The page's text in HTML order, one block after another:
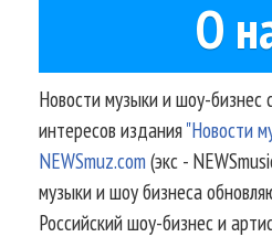
О
Новости музыки и шоу-бизнес
интересов издания"Новости
NEWSmuz.com(экс -
музыки и шоу бизнеса
Российский шоу-бизнес и